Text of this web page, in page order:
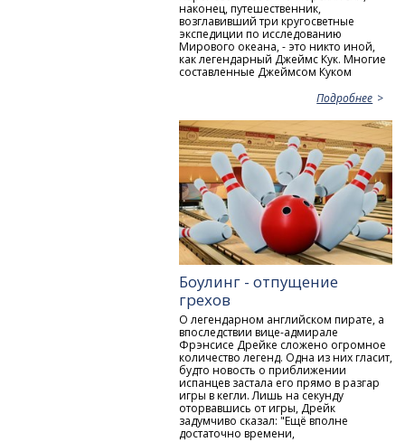
наконец, путешественник,
возглавивший три кругосветные
экспедиции по исследованию
Мирового океана, - это никто иной,
как легендарный Джеймс Кук. Многие
составленные Джеймсом Куком
Подробнее
Боулинг - отпущение
грехов
О легендарном английском пирате, а
впоследствии вице-адмирале
Фрэнсисе Дрейке сложено огромное
количество легенд. Одна из них гласит,
будто новость о приближении
испанцев застала его прямо в разгар
игры в кегли. Лишь на секунду
оторвавшись от игры, Дрейк
задумчиво сказал: "Ещё вполне
достаточно времени,